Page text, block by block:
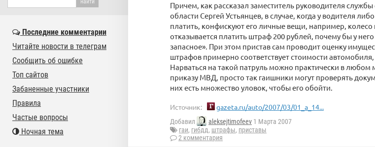
Причем, как рассказал заместитель руководителя
области Сергей Устьянцев, в случае, когда у водителя
платить, конфискуют его личные вещи, например, колесо
отказывается платить штраф 200 рублей, почему бы у
запасное». При этом пристав сам проводит оценку
штрафов примерно соответствует стоимости
Нарваться на такой патруль можно практически в любом
приказу МВД, просто так гаишники могут проверять
них есть множество уловок, чтобы его обойти.
Источник: gazeta.ru/auto/2007/03/01_a_14...
Добавил aleksejtimofeev 1 Марта 2007
гаи, гибдд, штрафы, приставы
2 комментария
Последние комментарии
Читайте новости в телеграм
Сообщить об ошибке
Топ сайтов
Забаненные участники
Правила
Частые вопросы
Ночная тема